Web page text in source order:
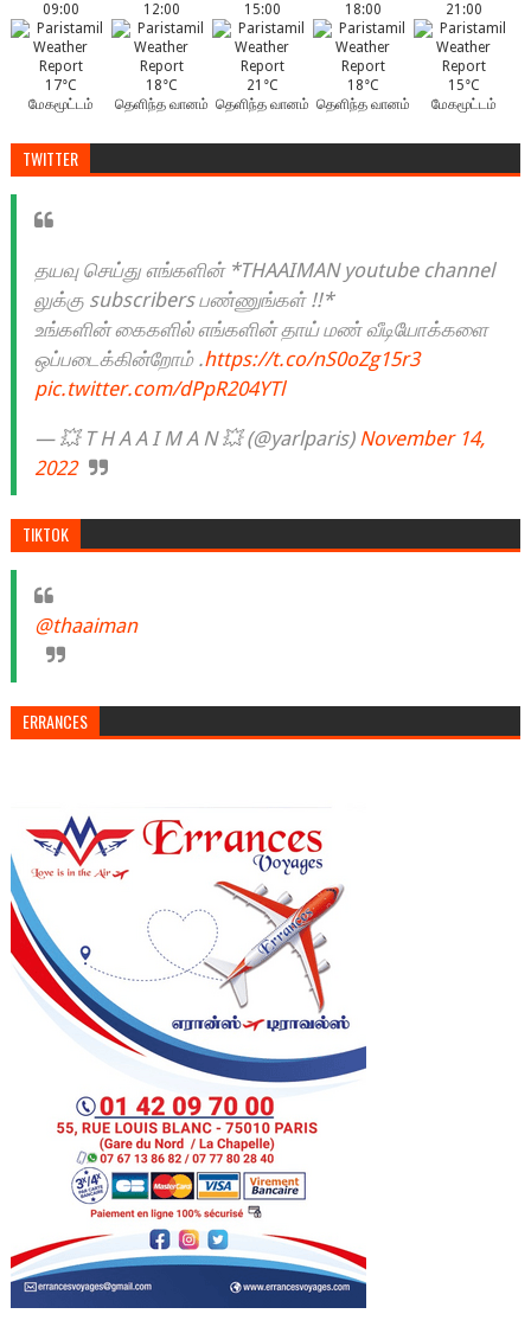
09:00
17°C
மேகமூட்டம்
12:00
18°C
தெளிந்த வானம்
15:00
21°C
தெளிந்த வானம்
18:00
18°C
தெளிந்த வானம்
21:00
15°C
மேகமூட்டம்
TWITTER
தயவு செய்து எங்களின் *THAAIMAN youtube channel
லுக்கு subscribers பண்ணுங்கள் !!*
உங்களின் கைகளில் எங்களின் தாய் மண் வீடியோக்களை
ஒப்படைக்கின்றோம் .https://t.co/nS0oZg15r3
pic.twitter.com/dPpR204YTl
— 💥 T H A A I M A N 💥 (@yarlparis) November 14,
2022
TIKTOK
@thaaiman
ERRANCES